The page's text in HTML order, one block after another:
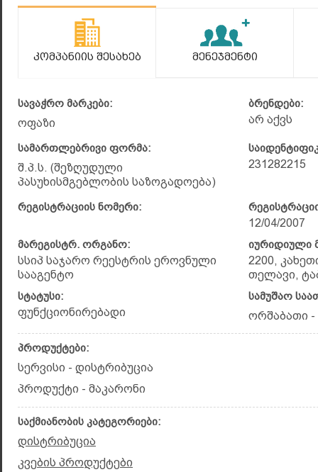
Კომპანიის Შესახებ Მენეჯმენტი
სავაჭრო მარკები:
ოფაზი
ბრენდები:
არ აქვს
სამართლებრივი ფორმა:
შ.პ.ს. (შეზღუდული
პასუხისმგებლობის საზოგადოება)
231282215
რეგისტრაციის ნომერი:
12/04/2007
მარეგისტრ. ორგანო:
სსიპ საჯარო რეესტრის ეროვნული
სააგენტო
იურიდიული
2200,
თელავი,
სტატუსი:
ფუნქციონირებადი
სამუშაო
ორშაბათი -
პროდუქტები:
სერვისი - დისტრიბუცია
პროდუქტი - მაკარონი
საქმიანობის კატეგორიები:
დისტრიბუცია
კვების პროდუქტები